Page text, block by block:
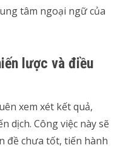
tâm ngoại ngữ của
lược và điều
xem xét kết quả,
dịch. Công việc này sẽ
đề chưa tốt, tiến hành